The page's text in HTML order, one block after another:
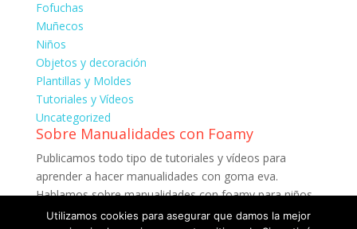
Fofuchas
Muñecos
Niños
Objetos y decoración
Plantillas y Moldes
Tutoriales y Vídeos
Uncategorized
Sobre Manualidades con Foamy
Publicamos todo tipo de tutoriales y vídeos para
aprender a hacer manualidades con goma eva.
Hablamos sobre manualidades con foamy para niños.
muñecas fofuchas y publicamos plantillas, moldes y
Utilizamos cookies para asegurar que damos la mejor